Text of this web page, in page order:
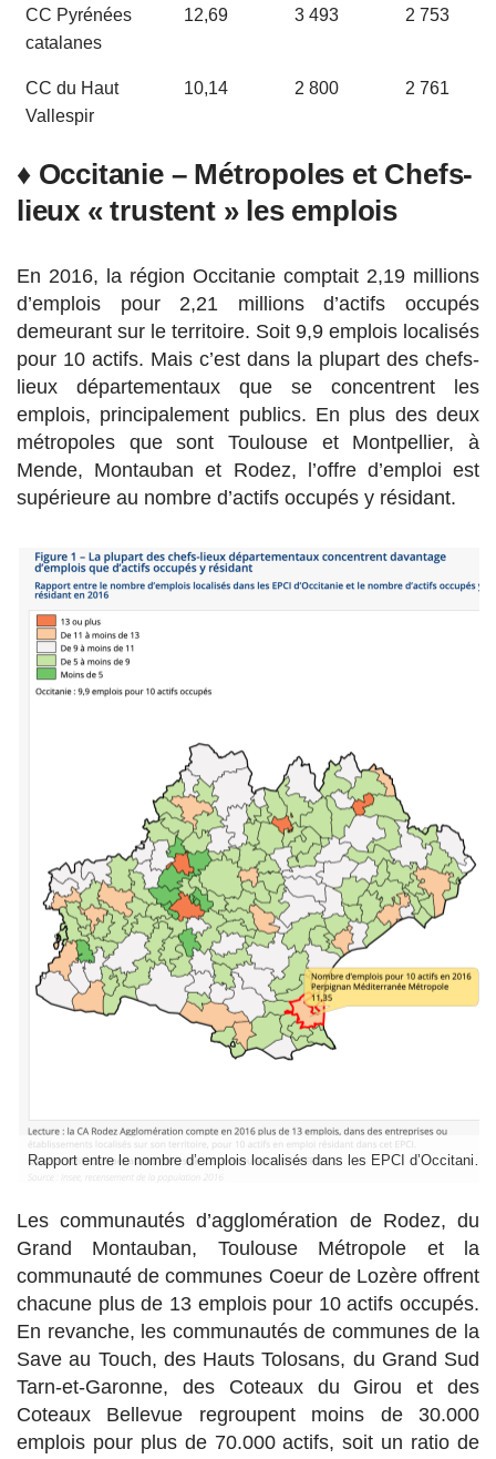
CC Pyrénées
catalanes
12,69 3 493 2 753
CC du Haut
Vallespir
10,14 2 800 2 761
♦ Occitanie – Métropoles et Chefs-
lieux « trustent » les emplois
En 2016, la région Occitanie comptait 2,19 millions
d’emplois pour 2,21 millions d’actifs occupés
demeurant sur le territoire. Soit 9,9 emplois localisés
pour 10 actifs. Mais c’est dans la plupart des chefs-
lieux départementaux que se concentrent les
emplois, principalement publics. En plus des deux
métropoles que sont Toulouse et Montpellier, à
Mende, Montauban et Rodez, l’offre d’emploi est
supérieure au nombre d’actifs occupés y résidant.
Les communautés d’agglomération de Rodez, du
Grand Montauban, Toulouse Métropole et la
communauté de communes Coeur de Lozère offrent
chacune plus de 13 emplois pour 10 actifs occupés.
En revanche, les communautés de communes de la
Save au Touch, des Hauts Tolosans, du Grand Sud
Tarn-et-Garonne, des Coteaux du Girou et des
Coteaux Bellevue regroupent moins de 30.000
emplois pour plus de 70.000 actifs, soit un ratio de